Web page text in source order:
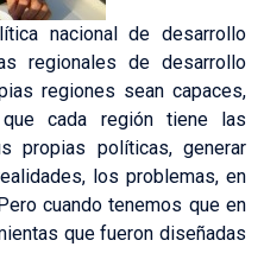
nacional de desarrollo
regionales de desarrollo
regiones sean capaces,
cada región tiene las
propias políticas, generar
los problemas, en
cuando tenemos que en
que fueron diseñadas